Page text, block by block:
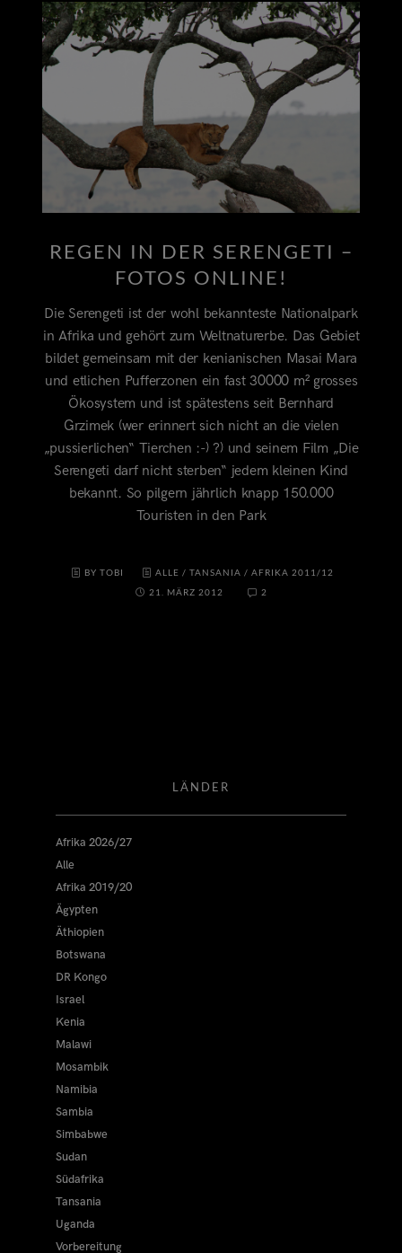
REGEN IN DER SERENGETI –
FOTOS ONLINE!
Die Serengeti ist der wohl bekannteste Nationalpark
in Afrika und gehört zum Weltnaturerbe. Das Gebiet
bildet gemeinsam mit der kenianischen Masai Mara
und etlichen Pufferzonen ein fast 30000 m² grosses
Ökosystem und ist spätestens seit Bernhard
Grzimek (wer erinnert sich nicht an die vielen
„pussierlichen“ Tierchen :-) ?) und seinem Film „Die
Serengeti darf nicht sterben“ jedem kleinen Kind
bekannt. So pilgern jährlich knapp 150.000
Touristen in den Park
BY TOBI ALLE /TANSANIA /AFRIKA 2011/12
21. MÄRZ 2012
2
LÄNDER
Afrika 2026/27
Alle
Afrika 2019/20
Ägypten
Äthiopien
Botswana
DR Kongo
Israel
Kenia
Malawi
Mosambik
Namibia
Sambia
Simbabwe
Sudan
Südafrika
Tansania
Uganda
Vorbereitung